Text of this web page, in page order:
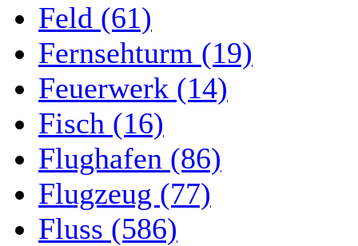
Feld (61)
Fernsehturm (19)
Feuerwerk (14)
Fisch (16)
Flughafen (86)
Flugzeug (77)
Fluss (586)